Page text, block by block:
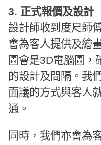
3. 正式報價及設計
設計師收到度尺師
會為客人提供及繪
圖會是3D電腦圖，
的設計及間隔。我
面議的方式與客人
通。
同時，我們亦會為